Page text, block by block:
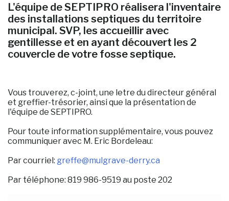
L'équipe de SEPTIPRO réalisera l'inventaire
des installations septiques du territoire
municipal. SVP, les accueillir avec
gentillesse et en ayant découvert les 2
couvercle de votre fosse septique.
Vous trouverez, c-joint, une letre du directeur général
et greffier-trésorier, ainsi que la présentation de
l'équipe de SEPTIPRO.
Pour toute information supplémentaire, vous pouvez
communiquer avec M. Eric Bordeleau:
Par courriel: greffe@mulgrave-derry.ca
Par téléphone: 819 986-9519 au poste 202